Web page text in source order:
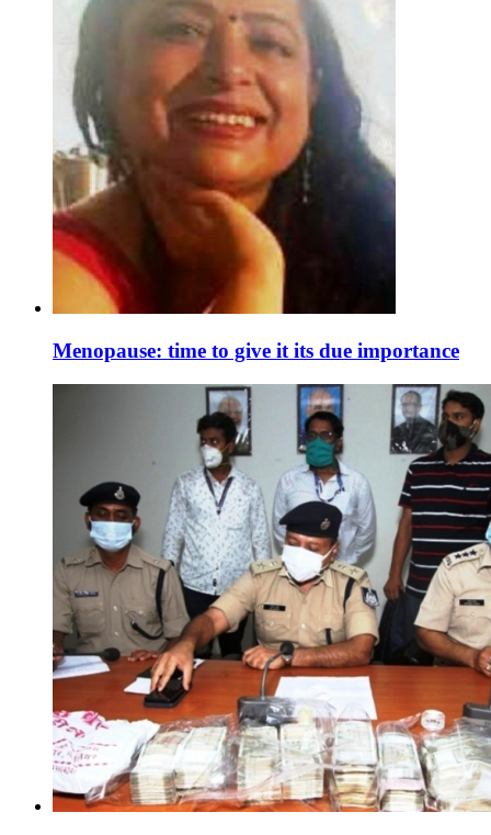
Menopause: time to give it its due importance